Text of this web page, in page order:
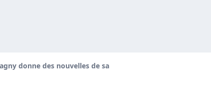
donne des nouvelles de sa